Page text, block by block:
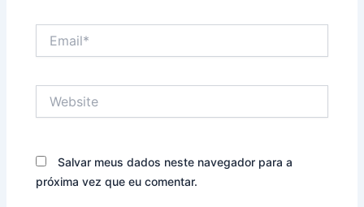
Salvar meus dados neste navegador para a
próxima vez que eu comentar.